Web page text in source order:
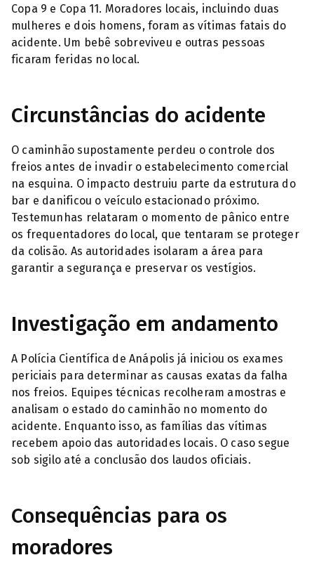
Copa 9 e Copa 11. Moradores locais, incluindo duas
mulheres e dois homens, foram as vítimas fatais do
acidente. Um bebê sobreviveu e outras pessoas
ficaram feridas no local.
Circunstâncias do acidente
O caminhão supostamente perdeu o controle dos
freios antes de invadir o estabelecimento comercial
na esquina. O impacto destruiu parte da estrutura do
bar e danificou o veículo estacionado próximo.
Testemunhas relataram o momento de pânico entre
os frequentadores do local, que tentaram se proteger
da colisão. As autoridades isolaram a área para
garantir a segurança e preservar os vestígios.
Investigação em andamento
A Polícia Científica de Anápolis já iniciou os exames
periciais para determinar as causas exatas da falha
nos freios. Equipes técnicas recolheram amostras e
analisam o estado do caminhão no momento do
acidente. Enquanto isso, as famílias das vítimas
recebem apoio das autoridades locais. O caso segue
sob sigilo até a conclusão dos laudos oficiais.
Consequências para os
moradores